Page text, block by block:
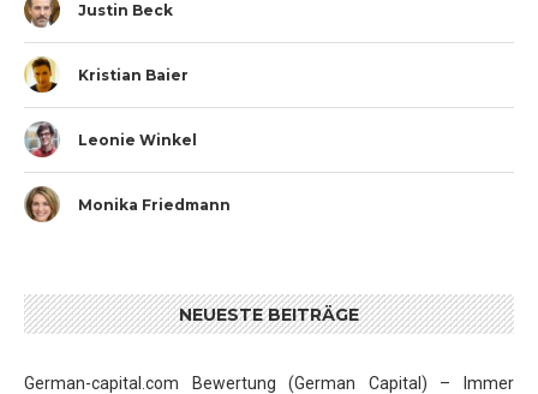
Justin Beck
Kristian Baier
Leonie Winkel
Monika Friedmann
NEUESTE BEITRÄGE
German-capital.com Bewertung (German Capital) – Immer